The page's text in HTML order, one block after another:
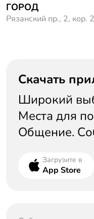
ГОРОД
Рязанский пр., 2, кор. 2
Скачать
Широкий
Места для
Общение.
Загрузите в
App Store